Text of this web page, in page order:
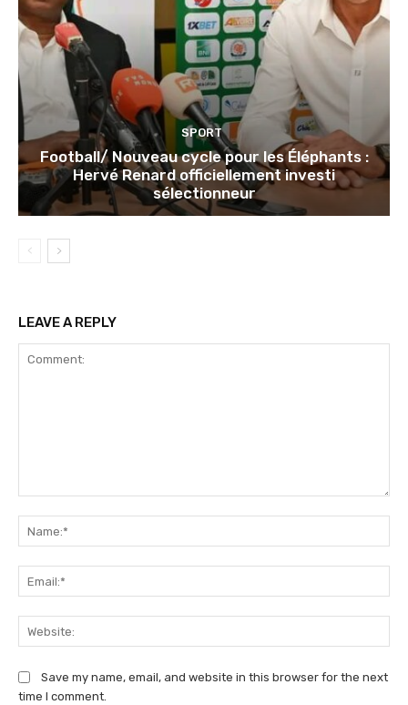
SPORT
Football/ Nouveau cycle pour les Éléphants :
Hervé Renard officiellement investi
sélectionneur
LEAVE A REPLY
Save my name, email, and website in this browser for the next
time I comment.